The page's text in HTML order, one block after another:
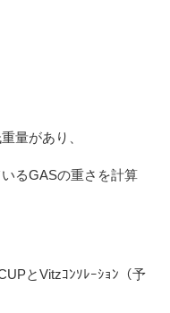
量があり、
るGASの重さを計算
とVitzｺﾝｿﾚｰｼｮﾝ（予